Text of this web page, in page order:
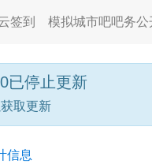
签到 模拟城市吧吧务公
已停止更新
获取更新
信息